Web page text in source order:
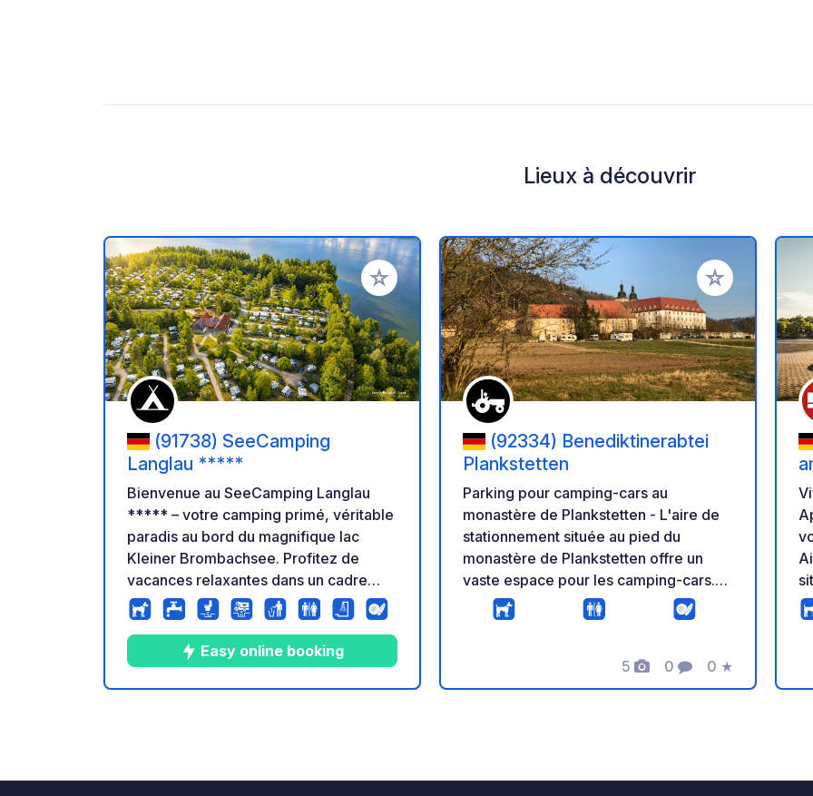
Lieux à découvrir
Ajouter à vos favoris
(91738) SeeCamping
Langlau *****
Bienvenue au SeeCamping Langlau
***** – votre camping primé, véritable
paradis au bord du magnifique lac
Kleiner Brombachsee. Profitez de
vacances relaxantes dans un cadre
lacustre exceptionnel, avec un large
éventail d'activités de loisirs et
d'activités familiales pour tous les
âges. Notre camping moderne,
accessible avec un forfait vacances,
Easy online booking
Ajouter à vos
(92334) Benediktinerabtei
Plankstetten
Parking pour camping-cars au
monastère de Plankstetten - L'aire de
stationnement située au pied du
monastère de Plankstetten offre un
vaste espace pour les camping-cars.
De là, vous pourrez admirer une vue
imprenable sur la vallée de la Sulz et
soleil. Le canal Main-Danube, tout
proche, invite à de paisibles
5
Photos
0
Commentaire
0
Note
★
vous.